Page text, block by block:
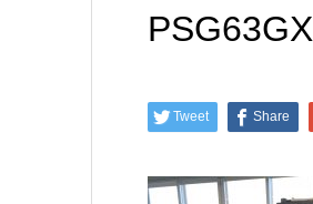
PSG63GX
Tweet Share